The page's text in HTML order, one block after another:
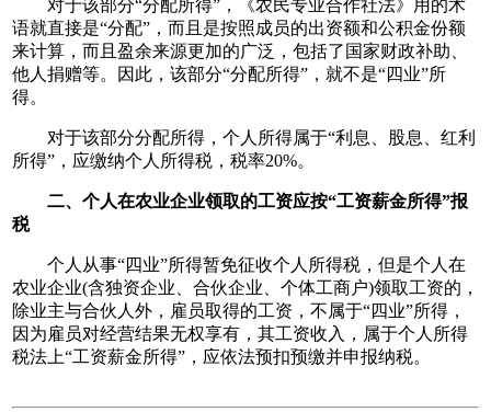
对于该部分“分配所得”，《农民专业合作社法》用的术
语就直接是“分配”，而且是按照成员的出资额和公积金份额
来计算，而且盈余来源更加的广泛，包括了国家财政补助、
他人捐赠等。因此，该部分“分配所得”，就不是“四业”所
得。
对于该部分分配所得，个人所得属于“利息、股息、红利
所得”，应缴纳个人所得税，税率20%。
二、个人在农业企业领取的工资应按“工资薪金所得”报
税
个人从事“四业”所得暂免征收个人所得税，但是个人在
农业企业(含独资企业、合伙企业、个体工商户)领取工资的，
除业主与合伙人外，雇员取得的工资，不属于“四业”所得，
因为雇员对经营结果无权享有，其工资收入，属于个人所得
税法上“工资薪金所得”，应依法预扣预缴并申报纳税。